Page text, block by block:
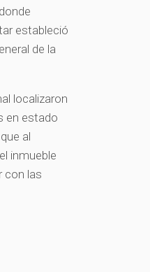
estableció
de la
localizaron
en estado
al
inmueble
con las